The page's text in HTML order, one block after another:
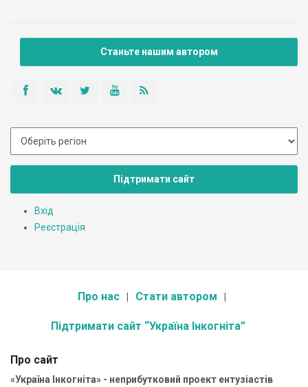
Станьте нашим автором
Підтримати сайт
Вхід
Реєстрація
Про нас Стати автором
Підтримати сайт “Україна Інкогніта”
Про сайт
«Україна Інкогніта» - неприбутковий проект ентузіастів